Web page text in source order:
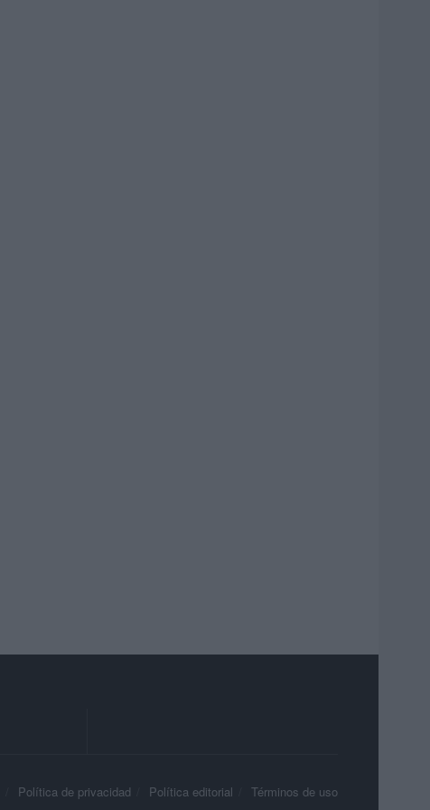
Política de privacidad Política editorial Términos de uso